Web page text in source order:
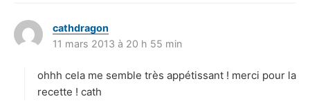
cathdragon
i
11 mars 2013 à 20 h 55 min
ohhh cela me semble très appétissant ! merci pour la
recette ! cath